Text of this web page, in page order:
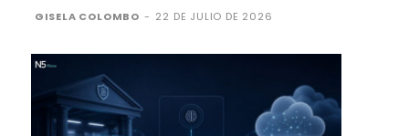
GISELA COLOMBO - 22 DE JULIO DE 2026